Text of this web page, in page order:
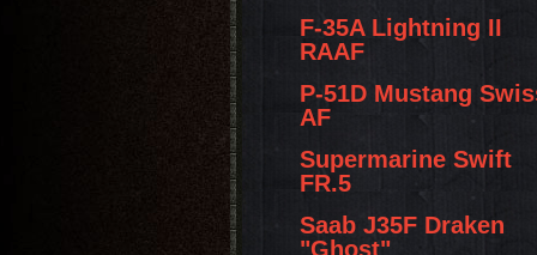
F-35A Lightning II
RAAF
P-51D Mustang
AF
Supermarine Swift
FR.5
Saab J35F Draken
"Ghost"